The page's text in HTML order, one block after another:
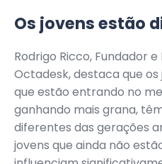
Os jovens estão
Rodrigo Ricco, Fundador
Octadesk, destaca que
que estão entrando no
ganhando mais grana,
diferentes das gerações
jovens que ainda não